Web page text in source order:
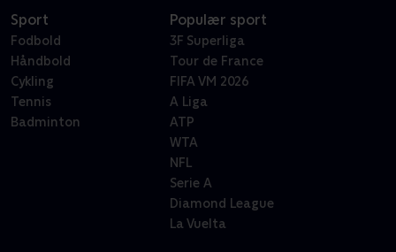
Sport
Fodbold
Håndbold
Cykling
Tennis
Badminton
Populær sport
3F Superliga
Tour de France
FIFA VM 2026
A Liga
ATP
WTA
NFL
Serie A
Diamond League
La Vuelta